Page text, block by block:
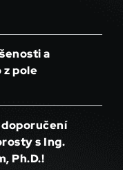
a
pole
doporučení
s Ing.
Ph.D.!